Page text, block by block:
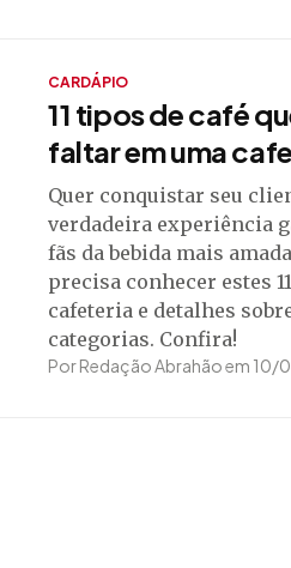
CARDÁPIO
11 tipos de café
faltar em uma
Quer conquistar seu
verdadeira experiência
fãs da bebida mais
precisa conhecer estes
cafeteria e detalhes
categorias. Confira!
Por Redação Abrahão em